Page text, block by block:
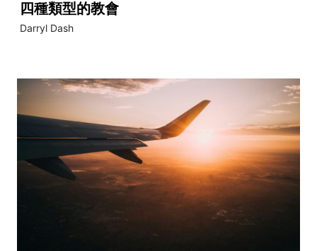
四種類型的教會
Darryl Dash